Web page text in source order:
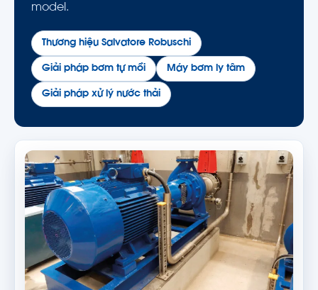
model.
Thương hiệu Salvatore Robuschi
Giải pháp bơm tự mồi Máy bơm ly tâm
Giải pháp xử lý nước thải